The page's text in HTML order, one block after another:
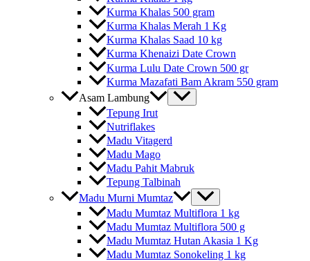
Kurma Khalas 500 gram
Kurma Khalas Merah 1 Kg
Kurma Khalas Saad 10 kg
Kurma Khenaizi Date Crown
Kurma Lulu Date Crown 500 gr
Kurma Mazafati Bam Akram 550 gram
Asam Lambung
Tepung Irut
Nutriflakes
Madu Vitagerd
Madu Mago
Madu Pahit Mabruk
Tepung Talbinah
Madu Murni Mumtaz
Madu Mumtaz Multiflora 1 kg
Madu Mumtaz Multiflora 500 g
Madu Mumtaz Hutan Akasia 1 Kg
Madu Mumtaz Sonokeling 1 kg